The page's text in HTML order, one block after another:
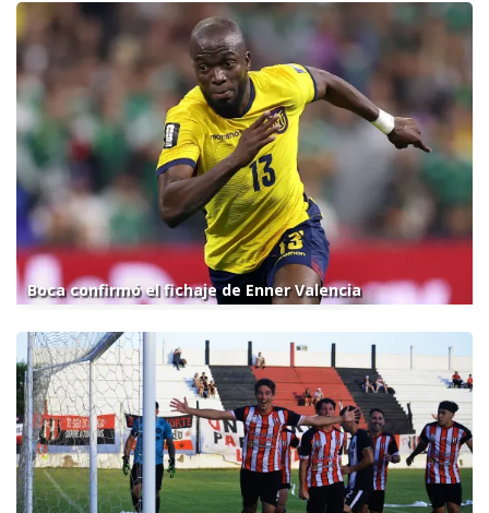
Boca confirmó el fichaje de Enner Valencia